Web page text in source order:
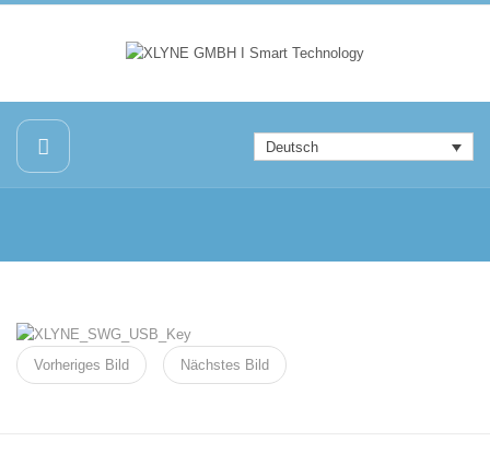
Deutsch
Vorheriges Bild Nächstes Bild